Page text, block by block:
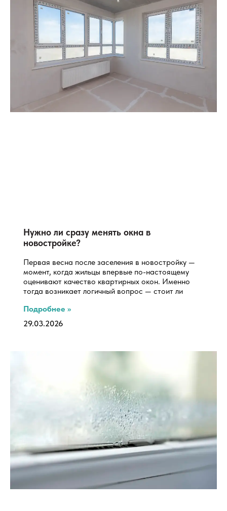
Нужно ли сразу менять окна в
новостройке?
Первая весна после заселения в новостройку —
момент, когда жильцы впервые по-настоящему
оценивают качество квартирных окон. Именно
тогда возникает логичный вопрос — стоит ли
Подробнее »
29.03.2026